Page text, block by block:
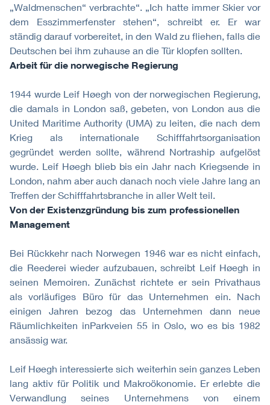
„Waldmenschen“ verbrachte“. „Ich hatte immer Skier vor
dem Esszimmerfenster stehen“, schreibt er. Er war
ständig darauf vorbereitet, in den Wald zu fliehen, falls die
Deutschen bei ihm zuhause an die Tür klopfen sollten.
Arbeit für die norwegische Regierung
1944 wurde Leif Høegh von der norwegischen Regierung,
die damals in London saß, gebeten, von London aus die
United Maritime Authority (UMA) zu leiten, die nach dem
Krieg als internationale Schifffahrtsorganisation
gegründet werden sollte, während Nortraship aufgelöst
wurde. Leif Høegh blieb bis ein Jahr nach Kriegsende in
London, nahm aber auch danach noch viele Jahre lang an
Treffen der Schifffahrtsbranche in aller Welt teil.
Von der Existenzgründung bis zum professionellen
Management
Bei Rückkehr nach Norwegen 1946 war es nicht einfach,
die Reederei wieder aufzubauen, schreibt Leif Høegh in
seinen Memoiren. Zunächst richtete er sein Privathaus
als vorläufiges Büro für das Unternehmen ein. Nach
einigen Jahren bezog das Unternehmen dann neue
Räumlichkeiten inParkveien 55 in Oslo, wo es bis 1982
ansässig war.
Leif Høegh interessierte sich weiterhin sein ganzes Leben
lang aktiv für Politik und Makroökonomie. Er erlebte die
Verwandlung seines Unternehmens von einem